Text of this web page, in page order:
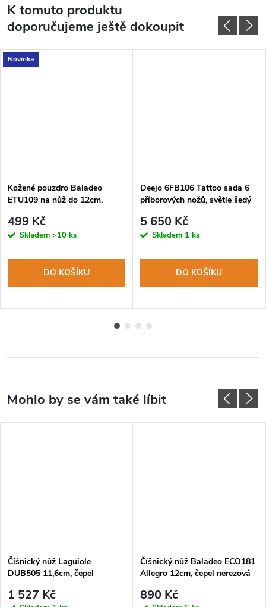
K tomuto produktu
doporučujeme ještě dokoupit
Novinka
Kožené pouzdro Baladeo
ETU109 na nůž do 12cm,
499 Kč
Skladem >10 ks
DO KOŠÍKU
Deejo 6FB106 Tattoo sada 6
příborových nožů, světle šedý
Grand Siecle
5 650 Kč
Skladem 1 ks
DO KOŠÍKU
Číšnický nůž Laguiole
DUB505 11,6cm, čepel
dřevo
1 527 Kč
Číšnický nůž Baladeo ECO181
Allegro 12cm, čepel nerezová
890 Kč